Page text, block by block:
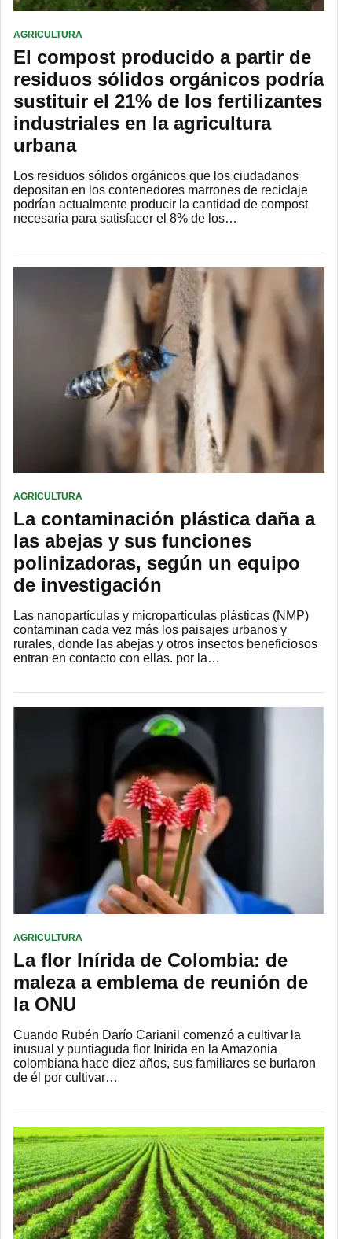
AGRICULTURA
El compost producido a partir de
residuos sólidos orgánicos podría
sustituir el 21% de los fertilizantes
industriales en la agricultura
urbana
Los residuos sólidos orgánicos que los ciudadanos
depositan en los contenedores marrones de reciclaje
podrían actualmente producir la cantidad de compost
necesaria para satisfacer el 8% de los…
AGRICULTURA
La contaminación plástica daña a
las abejas y sus funciones
polinizadoras, según un equipo
de investigación
Las nanopartículas y micropartículas plásticas (NMP)
contaminan cada vez más los paisajes urbanos y
rurales, donde las abejas y otros insectos beneficiosos
entran en contacto con ellas. por la…
AGRICULTURA
La flor Inírida de Colombia: de
maleza a emblema de reunión de
la ONU
Cuando Rubén Darío Carianil comenzó a cultivar la
inusual y puntiaguda flor Inirida en la Amazonia
colombiana hace diez años, sus familiares se burlaron
de él por cultivar…